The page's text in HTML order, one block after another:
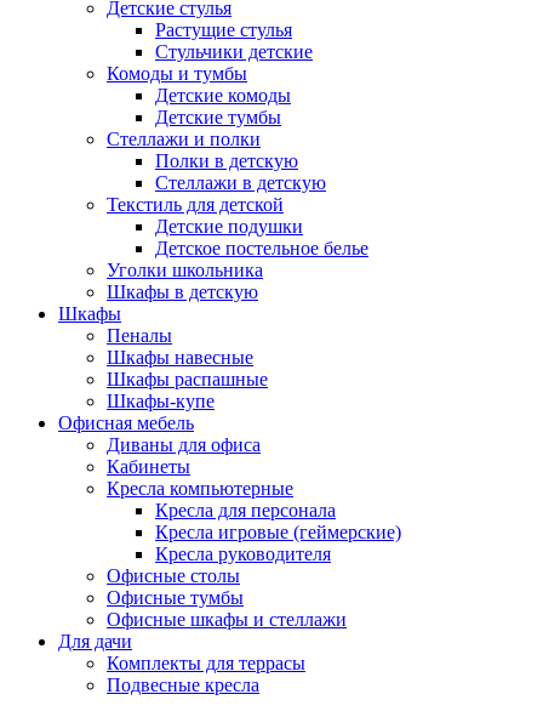
Детские стулья
Растущие стулья
Стульчики детские
Комоды и тумбы
Детские комоды
Детские тумбы
Стеллажи и полки
Полки в детскую
Стеллажи в детскую
Текстиль для детской
Детские подушки
Детское постельное белье
Уголки школьника
Шкафы в детскую
Шкафы
Пеналы
Шкафы навесные
Шкафы распашные
Шкафы-купе
Офисная мебель
Диваны для офиса
Кабинеты
Кресла компьютерные
Кресла для персонала
Кресла игровые (геймерские)
Кресла руководителя
Офисные столы
Офисные тумбы
Офисные шкафы и стеллажи
Для дачи
Комплекты для террасы
Подвесные кресла